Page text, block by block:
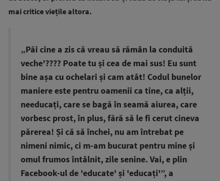
mai critice viețile altora.
„Păi cine a zis că vreau să rămân la conduită
veche'???? Poate tu și cea de mai sus! Eu sunt
bine așa cu ochelari și cam atât! Codul bunelor
maniere este pentru oamenii ca tine, ca alții,
needucați, care se bagă în seamă aiurea, care
vorbesc prost, în plus, fără să le fi cerut cineva
părerea! Și că să închei, nu am întrebat pe
nimeni nimic, ci m-am bucurat pentru mine și
omul frumos întâlnit, zile senine. Vai, e plin
Facebook-ul de 'educate' și 'educați'”, a